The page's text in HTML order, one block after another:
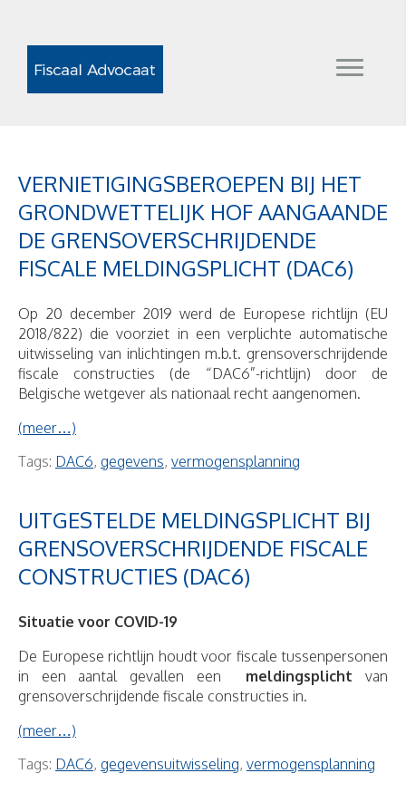
VERNIETIGINGSBEROEPEN BIJ HET
GRONDWETTELIJK HOF AANGAANDE
DE GRENSOVERSCHRIJDENDE
FISCALE MELDINGSPLICHT (DAC6)
Op 20 december 2019 werd de Europese richtlijn (EU
2018/822) die voorziet in een verplichte automatische
uitwisseling van inlichtingen m.b.t. grensoverschrijdende
fiscale constructies (de “DAC6”-richtlijn) door de
Belgische wetgever als nationaal recht aangenomen.
(meer…)
Tags: DAC6, gegevens, vermogensplanning
UITGESTELDE MELDINGSPLICHT BIJ
GRENSOVERSCHRIJDENDE FISCALE
CONSTRUCTIES (DAC6)
Situatie voor COVID-19
De Europese richtlijn houdt voor fiscale tussenpersonen
in een aantal gevallen een meldingsplicht van
grensoverschrijdende fiscale constructies in.
(meer…)
Tags: DAC6, gegevensuitwisseling, vermogensplanning